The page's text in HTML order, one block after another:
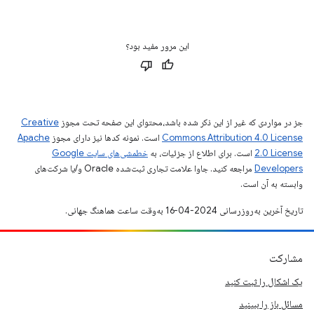
این مرور مفید بود؟
جز در مواردی که غیر از این ذکر شده باشد،‌محتوای این صفحه تحت مجوز Creative
Commons Attribution 4.0 License است. نمونه کدها نیز دارای مجوز Apache
2.0 License است. برای اطلاع از جزئیات، به
خطمشی‌های سایت Google
Developers‏
مراجعه کنید. جاوا علامت تجاری ثبت‌شده Oracle و/یا شرکت‌های
وابسته به آن است.
تاریخ آخرین به‌روزرسانی 2024-04-16 به‌وقت ساعت هماهنگ جهانی.
مشارکت
یک اشکال را ثبت کنید
مسائل باز را ببینید